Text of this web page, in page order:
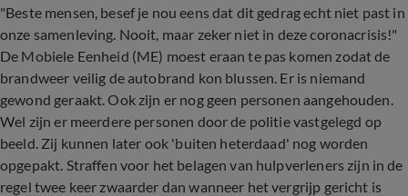
"Beste mensen, besef je nou eens dat dit gedrag echt niet past in
onze samenleving. Nooit, maar zeker niet in deze coronacrisis!"
De Mobiele Eenheid (ME) moest eraan te pas komen zodat de
brandweer veilig de autobrand kon blussen. Er is niemand
gewond geraakt. Ook zijn er nog geen personen aangehouden.
Wel zijn er meerdere personen door de politie vastgelegd op
beeld. Zij kunnen later ook 'buiten heterdaad' nog worden
opgepakt. Straffen voor het belagen van hulpverleners zijn in de
regel twee keer zwaarder dan wanneer het vergrijp gericht is